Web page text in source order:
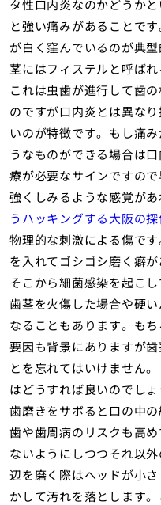
タ性口内炎なのかどうか
と強い痛みがあることで
が白く窪んでいるのが典型
茎にはフィステルと呼ば
これは虫歯が進行して歯
のですが口内炎とは異な
いのが特徴です。もし痛
うなものができる場合は
療が必要なサインですの
強くしみるような感覚が
うハッキングする大阪の
物理的な刺激による傷で
を入れてゴシゴシ磨く癖
そこから細菌感染を起こ
歯茎を火傷した場合や硬
なることもあります。も
要因も背景にありますが
とを忘れてはいけません
はどうすれば良いのでし
歯磨きをサボると口の中
歯や歯周病のリスクも高
ないようにしつつそれ以
辺を磨く際はヘッドが小
かして汚れを落とします